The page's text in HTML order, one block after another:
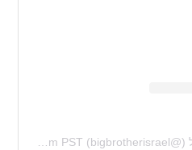
Jan 1, 2020 at 11:36am PST